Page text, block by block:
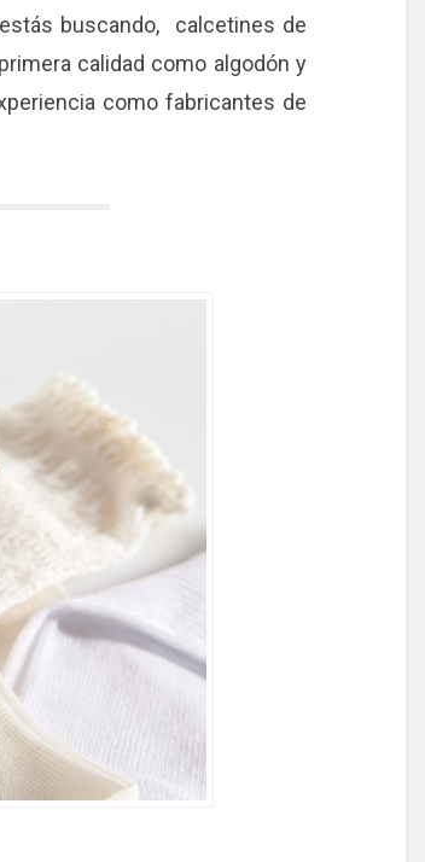
buscando, calcetines de
calidad como algodón y
como fabricantes de